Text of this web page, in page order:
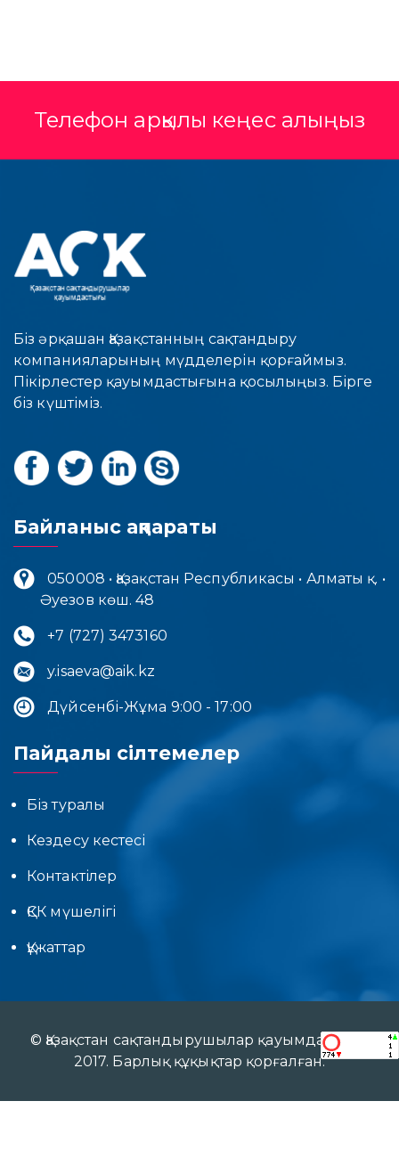
Телефон арқылы кеңес алыңыз
Біз әрқашан Қазақстанның сақтандыру
компанияларының мүдделерін қорғаймыз.
Пікірлестер қауымдастығына қосылыңыз. Бірге
біз күштіміз.
Байланыс ақпараты
050008 • Қазақстан Республикасы • Алматы қ. •
Әуезов көш. 48
+7 (727) 3473160
y.isaeva@aik.kz
Дүйсенбі-Жұма 9:00 - 17:00
Пайдалы сілтемелер
Біз туралы
Кездесу кестесі
Контактілер
ҚСК мүшелігі
Құжаттар
© Қазақстан сақтандырушылар қауымдастығы
2017. Барлық құқықтар қорғалған.